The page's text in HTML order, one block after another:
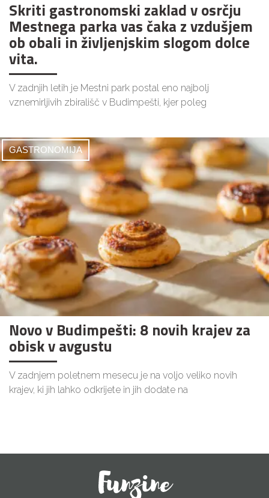
Skriti gastronomski zaklad v osrčju
Mestnega parka vas čaka z vzdušjem
ob obali in življenjskim slogom dolce
vita.
V zadnjih letih je Mestni park postal eno najbolj
vznemirljivih zbirališč v Budimpešti, kjer poleg
GASTRONOMIJA
Novo v Budimpešti: 8 novih krajev za
obisk v avgustu
V zadnjem poletnem mesecu je na voljo veliko novih
krajev, ki jih lahko odkrijete in jih dodate na